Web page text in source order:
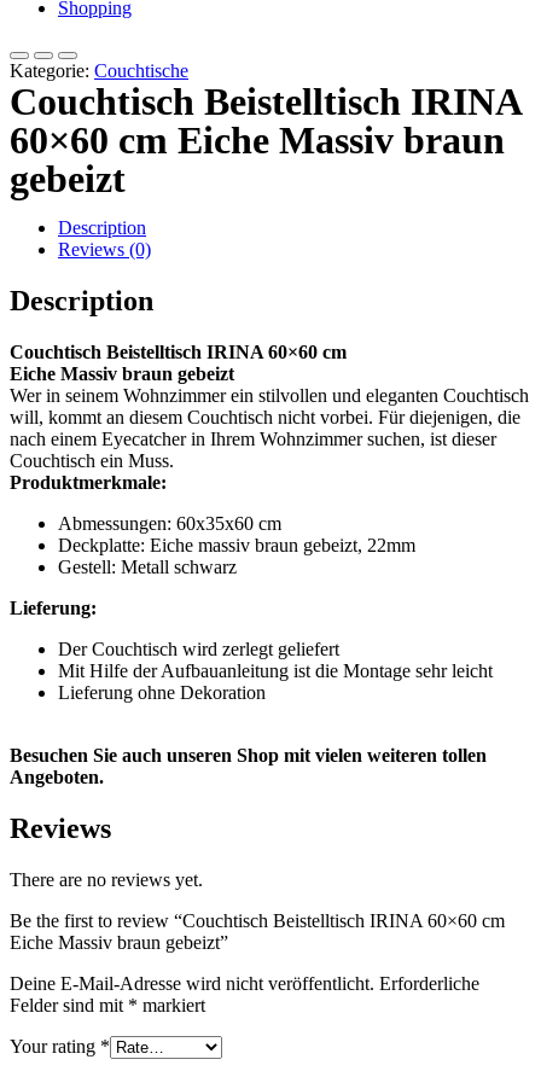
Shopping
Kategorie: Couchtische
Couchtisch Beistelltisch IRINA
60×60 cm Eiche Massiv braun
gebeizt
Description
Reviews (0)
Description
Couchtisch Beistelltisch IRINA 60×60 cm
Eiche Massiv braun gebeizt
Wer in seinem Wohnzimmer ein stilvollen und eleganten Couchtisch
will, kommt an diesem Couchtisch nicht vorbei. Für diejenigen, die
nach einem Eyecatcher in Ihrem Wohnzimmer suchen, ist dieser
Couchtisch ein Muss.
Produktmerkmale:
Abmessungen: 60x35x60 cm
Deckplatte: Eiche massiv braun gebeizt, 22mm
Gestell: Metall schwarz
Lieferung:
Der Couchtisch wird zerlegt geliefert
Mit Hilfe der Aufbauanleitung ist die Montage sehr leicht
Lieferung ohne Dekoration
Besuchen Sie auch unseren Shop mit vielen weiteren tollen
Angeboten.
Reviews
There are no reviews yet.
Be the first to review “Couchtisch Beistelltisch IRINA 60×60 cm
Eiche Massiv braun gebeizt”
Deine E-Mail-Adresse wird nicht veröffentlicht. Erforderliche
Felder sind mit * markiert
Your rating *